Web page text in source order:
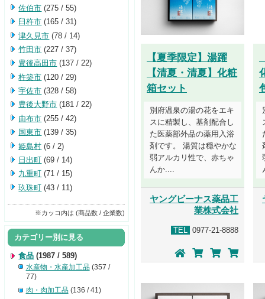
【夏季限定】湯躍
【清夏・清夏】化粧
箱セット
別府温泉の湯の花をエキ
スに精製し、基剤配合し
た医薬部外品の薬用入浴
剤です。 湯質は穏やかな
弱アルカリ性で、赤ちゃ
んか....
ヤングビーナス薬品工
業株式会社
TEL 0977-21-8888
佐伯市 (275 / 55)
臼杵市 (165 / 31)
津久見市 (78 / 14)
竹田市 (227 / 37)
豊後高田市 (137 / 22)
杵築市 (120 / 29)
宇佐市 (328 / 58)
豊後大野市 (181 / 22)
由布市 (255 / 42)
国東市 (139 / 35)
姫島村 (6 / 2)
日出町 (69 / 14)
九重町 (71 / 15)
玖珠町 (43 / 11)
※カッコ内は (商品数 / 企業数)
カテゴリー別に見る
食品 (1987 / 589)
水産物・水産加工品(357 /
77)
肉・肉加工品(136 / 41)